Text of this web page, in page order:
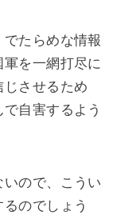
たらめな情報
を一網打尽に
させるため
自害するよう
ので、こうい
のでしょう